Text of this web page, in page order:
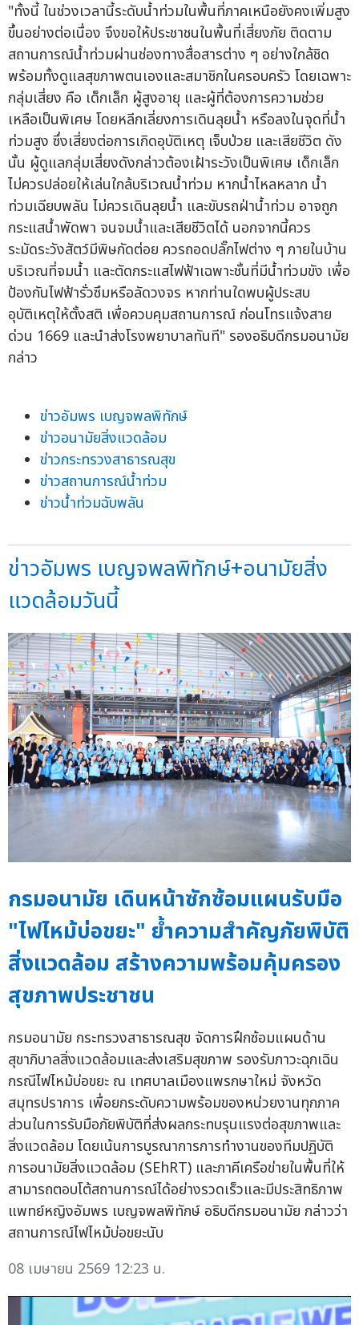
"ทั้งนี้ ในช่วงเวลานี้ระดับน้ำท่วมในพื้นที่ภาคเหนือยังคงเพิ่มสูง
ขึ้นอย่างต่อเนื่อง จึงขอให้ประชาชนในพื้นที่เสี่ยงภัย ติดตาม
สถานการณ์น้ำท่วมผ่านช่องทางสื่อสารต่าง ๆ อย่างใกล้ชิด
พร้อมทั้งดูแลสุขภาพตนเองและสมาชิกในครอบครัว โดยเฉพาะ
กลุ่มเสี่ยง คือ เด็กเล็ก ผู้สูงอายุ และผู้ที่ต้องการความช่วย
เหลือเป็นพิเศษ โดยหลีกเลี่ยงการเดินลุยน้ำ หรือลงในจุดที่น้ำ
ท่วมสูง ซึ่งเสี่ยงต่อการเกิดอุบัติเหตุ เจ็บป่วย และเสียชีวิต ดัง
นั้น ผู้ดูแลกลุ่มเสี่ยงดังกล่าวต้องเฝ้าระวังเป็นพิเศษ เด็กเล็ก
ไม่ควรปล่อยให้เล่นใกล้บริเวณน้ำท่วม หากน้ำไหลหลาก น้ำ
ท่วมเฉียบพลัน ไม่ควรเดินลุยน้ำ และขับรถฝ่าน้ำท่วม อาจถูก
กระแสน้ำพัดพา จนจมน้ำและเสียชีวิตได้ นอกจากนี้ควร
ระมัดระวังสัตว์มีพิษกัดต่อย ควรถอดปลั๊กไฟต่าง ๆ ภายในบ้าน
บริเวณที่จมน้ำ และตัดกระแสไฟฟ้าเฉพาะชั้นที่มีน้ำท่วมขัง เพื่อ
ป้องกันไฟฟ้ารั่วซึมหรือลัดวงจร หากท่านใดพบผู้ประสบ
อุบัติเหตุให้ตั้งสติ เพื่อควบคุมสถานการณ์ ก่อนโทรแจ้งสาย
ด่วน 1669 และนำส่งโรงพยาบาลทันที" รองอธิบดีกรมอนามัย
กล่าว
ข่าวอัมพร เบญจพลพิทักษ์
ข่าวอนามัยสิ่งแวดล้อม
ข่าวกระทรวงสาธารณสุข
ข่าวสถานการณ์น้ำท่วม
ข่าวน้ำท่วมฉับพลัน
ข่าวอัมพร เบญจพลพิทักษ์+อนามัยสิ่ง
แวดล้อมวันนี้
กรมอนามัย เดินหน้าซักซ้อมแผนรับมือ
"ไฟไหม้บ่อขยะ" ย้ำความสำคัญภัยพิบัติ
สิ่งแวดล้อม สร้างความพร้อมคุ้มครอง
สุขภาพประชาชน
กรมอนามัย กระทรวงสาธารณสุข จัดการฝึกซ้อมแผนด้าน
สุขาภิบาลสิ่งแวดล้อมและส่งเสริมสุขภาพ รองรับภาวะฉุกเฉิน
กรณีไฟไหม้บ่อขยะ ณ เทศบาลเมืองแพรกษาใหม่ จังหวัด
สมุทรปราการ เพื่อยกระดับความพร้อมของหน่วยงานทุกภาค
ส่วนในการรับมือภัยพิบัติที่ส่งผลกระทบรุนแรงต่อสุขภาพและ
สิ่งแวดล้อม โดยเน้นการบูรณาการการทำงานของทีมปฏิบัติ
การอนามัยสิ่งแวดล้อม (SEhRT) และภาคีเครือข่ายในพื้นที่ให้
สามารถตอบโต้สถานการณ์ได้อย่างรวดเร็วและมีประสิทธิภาพ
แพทย์หญิงอัมพร เบญจพลพิทักษ์ อธิบดีกรมอนามัย กล่าวว่า
สถานการณ์ไฟไหม้บ่อขยะนับ
08 เมษายน 2569 12:23 น.